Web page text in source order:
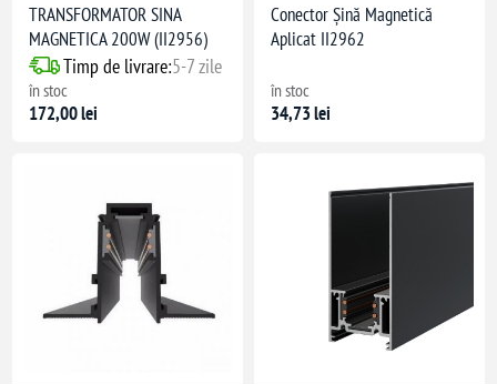
TRANSFORMATOR SINA
MAGNETICA 200W (II2956)
Timp de livrare:5-7 zile
în stoc
172,00 lei
Conector Șină Magnetică
Aplicat II2962
în stoc
34,73 lei